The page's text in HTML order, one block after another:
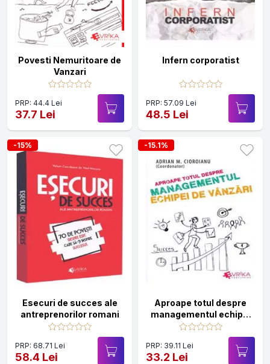
Povesti Nemuritoare de
Vanzari
PRP: 44.4 Lei
37.7 Lei
Infern corporatist
PRP: 57.09 Lei
48.5 Lei
-15%
Esecuri de succes ale
antreprenorilor romani
PRP: 68.71 Lei
58.4 Lei
-15.1%
Aproape totul despre
managementul echipei
de vanzari
PRP: 39.11 Lei
33.2 Lei